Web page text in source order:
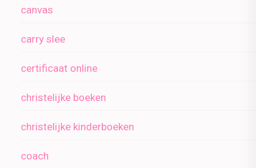
canvas
carry slee
certificaat online
christelijke boeken
christelijke kinderboeken
coach